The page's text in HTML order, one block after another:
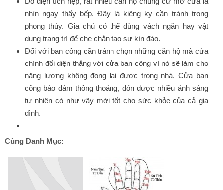
nhìn ngay thấy bếp. Đây là kiêng kỵ cần tránh trong
phong thủy. Gia chủ có thể dùng vách ngăn hay vật
dụng trang trí để che chắn tạo sự kín đáo.
Đối với ban công cần tránh chọn những căn hộ mà cửa
chính đối diện thẳng với cửa ban công vì nó sẽ làm cho
năng lượng không đọng lại được trong nhà. Cửa ban
công bảo đảm thông thoáng, đón được nhiều ánh sáng
tự nhiên có như vậy mới tốt cho sức khỏe của cả gia
đình.
Cùng Danh Mục: